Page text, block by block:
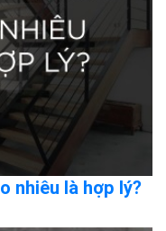
nhiêu là hợp lý?